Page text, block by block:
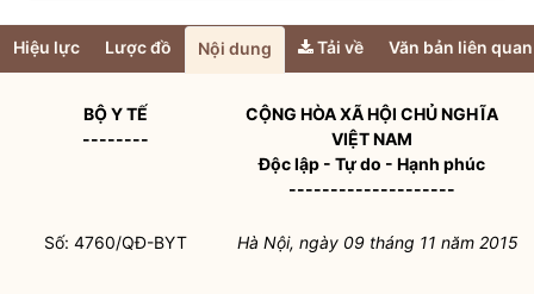
Hiệu lực Lược đồ Nội dung Tải về Văn bản liên quan
BỘY TẾ
--------
CỘNG HÒA XÃ HỘI CHỦ NGHĨA
VIỆT NAM
Độc lập - Tự do - Hạnh phúc
--------------------
Số:4760/QĐ-BYT Hà Nội, ngày 09 tháng 11 năm 2015